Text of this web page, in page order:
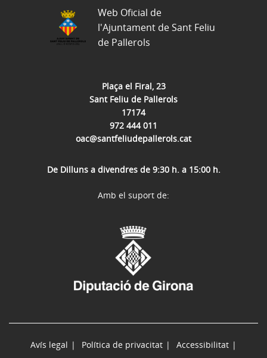
Plaça el Firal, 23
Sant Feliu de Pallerols
17174
972 444 011
oac@santfeliudepallerols.cat
De Dilluns a divendres de 9:30 h. a 15:00 h.
Web Oficial de
l'Ajuntament de Sant Feliu
de Pallerols
Avís legal Política de privacitat Accessibilitat
Amb el suport de: